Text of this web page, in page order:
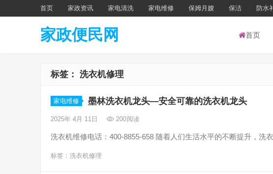
首页 家政资讯 家电清洗 家电维修 保姆月嫂 保洁 防水
家政便民网 首页
标签： 洗衣机修理
家电维修 墨林洗衣机龙头—安全可靠的洗衣机龙头
2025年 4月 11日 200阅读
洗衣机维修电话：400-8855-658 随着人们生活水平的不断提升，洗
标签： 洗衣机修理